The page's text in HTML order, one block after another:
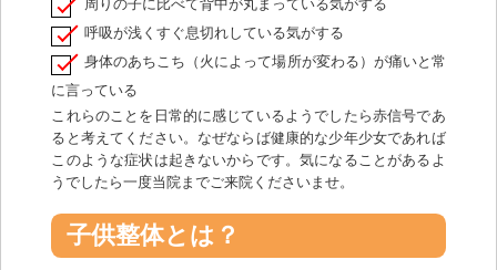
周りの子に比べて背中が丸まっている気がする
呼吸が浅くすぐ息切れしている気がする
身体のあちこち（火によって場所が変わる）が痛いと常
に言っている
これらのことを日常的に感じているようでしたら赤信号であ
ると考えてください。なぜならば健康的な少年少女であれば
このような症状は起きないからです。気になることがあるよ
うでしたら一度当院までご来院くださいませ。
子供整体とは？